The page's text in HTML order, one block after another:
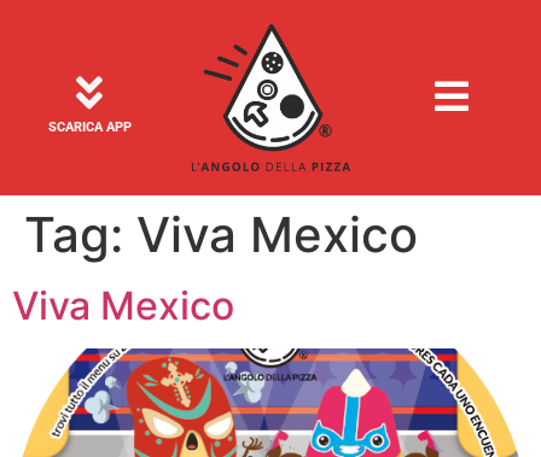
SCARICA APP
Tag: Viva Mexico
Viva Mexico